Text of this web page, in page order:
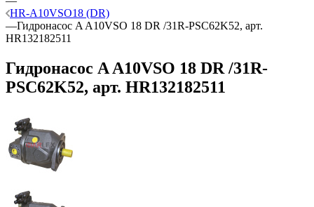
HR-A10VSO18 (DR)
—Гидронасос A A10VSO 18 DR /31R-PSC62K52, арт.
HR132182511
Гидронасос A A10VSO 18 DR /31R-
PSC62K52, арт. HR132182511